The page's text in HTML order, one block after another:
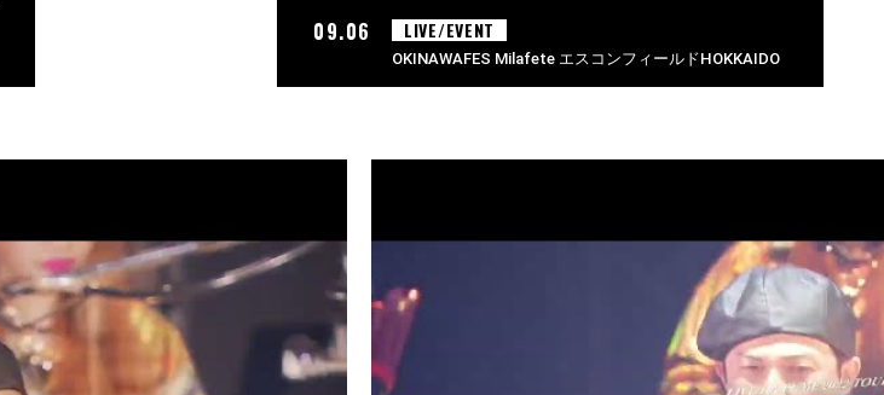
09.06 LIVE/EVENT
OKINAWAFES Milafete エスコンフィールドHOKKAIDO
07.26 RADIO
サンデーradio 調子 do～yo！！(KIMI/U-YEAH)
07.23